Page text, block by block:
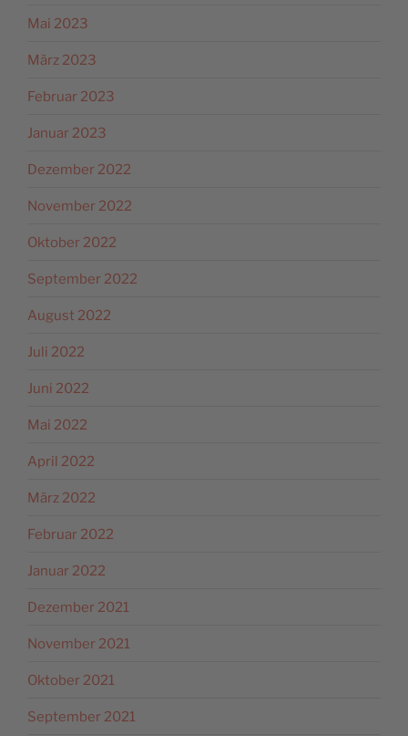
Mai 2023
März 2023
Februar 2023
Januar 2023
Dezember 2022
November 2022
Oktober 2022
September 2022
August 2022
Juli 2022
Juni 2022
Mai 2022
April 2022
März 2022
Februar 2022
Januar 2022
Dezember 2021
November 2021
Oktober 2021
September 2021